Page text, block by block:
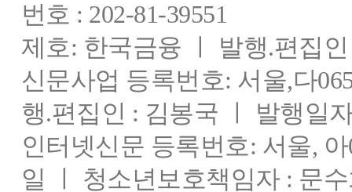
번호 : 202-81-39551
제호: 한국금융 ㅣ 발행.편집
신문사업 등록번호: 서울,다
행.편집인 : 김봉국 ㅣ 발행일
인터넷신문 등록번호: 서울,
일 ㅣ 청소년보호책임자 : 문